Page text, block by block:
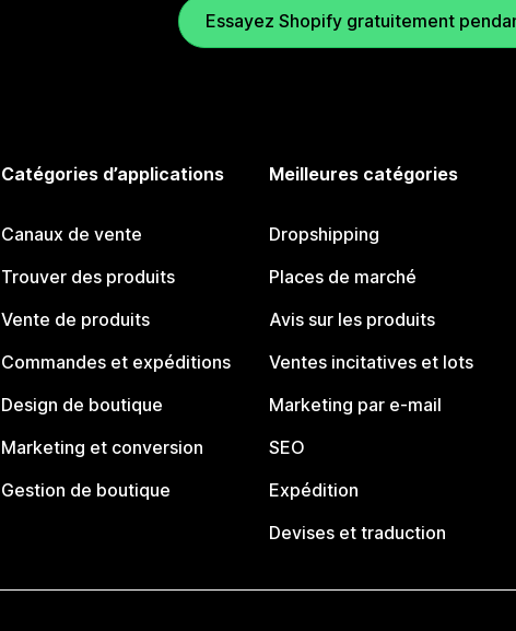
Essayez Shopify gratuitement
Catégories d’applications
Canaux de vente
Trouver des produits
Vente de produits
Commandes et expéditions
Design de boutique
Marketing et conversion
Gestion de boutique
Meilleures catégories
Dropshipping
Places de marché
Avis sur les produits
Ventes incitatives et lots
Marketing par e-mail
SEO
Expédition
Devises et traduction